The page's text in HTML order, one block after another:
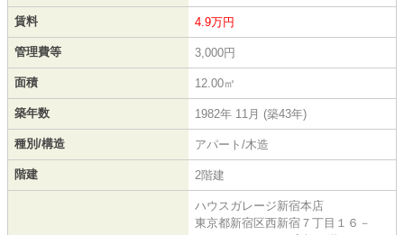
賃料 4.9万円
管理費等 3,000円
面積 12.00㎡
築年数 1982年 11月 (築43年)
種別/構造 アパート/木造
階建 2階建
ハウスガレージ新宿本店
東京都新宿区西新宿７丁目１６－